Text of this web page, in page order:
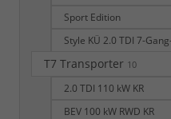
Sport Edition
Style KÜ 2.0 TDI 7-
T7 Transporter 10
2.0 TDI 110 kW KR
BEV 100 kW RWD KR